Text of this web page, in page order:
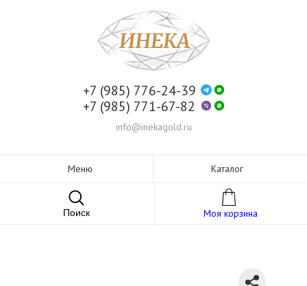
+7 (985) 776-24-39
+7 (985) 771-67-82
info@inekagold.ru
Меню Каталог
Поиск Моя корзина